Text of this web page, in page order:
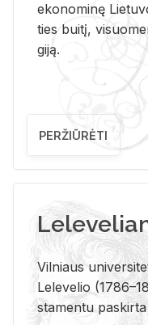
eko­no­mi­nę
ties bui­tį,
gi­ją.
PERŽIŪRĖTI
Vil­niaus
Le­le­ve­lio
sta­men­tu